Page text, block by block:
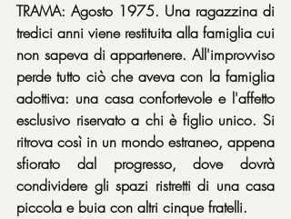
TRAMA: Agosto 1975. Una ragazzina di
tredici anni viene restituita alla famiglia cui
non sapeva di appartenere. All'improvviso
perde tutto ciò che aveva con la famiglia
adottiva: una casa confortevole e l'affetto
esclusivo riservato a chi è figlio unico. Si
ritrova così in un mondo estraneo, appena
sfiorato dal progresso, dove dovrà
condividere gli spazi ristretti di una casa
piccola e buia con altri cinque fratelli.